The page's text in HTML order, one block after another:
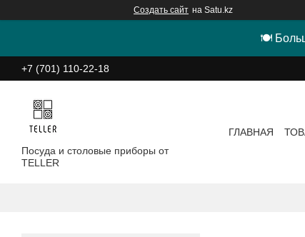
Создать сайт на Satu.kz
🍽
+7 (701) 110-22-18
Посуда и столовые приборы от
TELLER
ГЛАВНАЯ